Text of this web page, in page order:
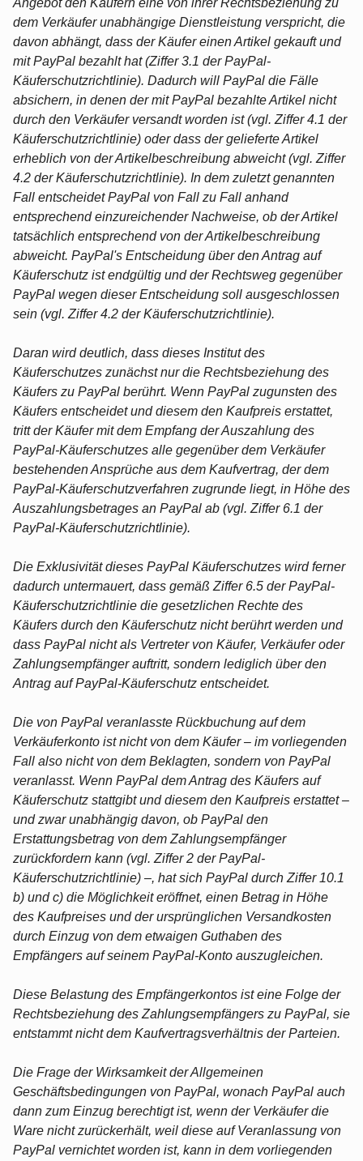
Angebot den Käufern eine von ihrer Rechtsbeziehung zu
dem Verkäufer unabhängige Dienstleistung verspricht, die
davon abhängt, dass der Käufer einen Artikel gekauft und
mit PayPal bezahlt hat (Ziffer 3.1 der PayPal-
Käuferschutzrichtlinie). Dadurch will PayPal die Fälle
absichern, in denen der mit PayPal bezahlte Artikel nicht
durch den Verkäufer versandt worden ist (vgl. Ziffer 4.1 der
Käuferschutzrichtlinie) oder dass der gelieferte Artikel
erheblich von der Artikelbeschreibung abweicht (vgl. Ziffer
4.2 der Käuferschutzrichtlinie). In dem zuletzt genannten
Fall entscheidet PayPal von Fall zu Fall anhand
entsprechend einzureichender Nachweise, ob der Artikel
tatsächlich entsprechend von der Artikelbeschreibung
abweicht. PayPal's Entscheidung über den Antrag auf
Käuferschutz ist endgültig und der Rechtsweg gegenüber
PayPal wegen dieser Entscheidung soll ausgeschlossen
sein (vgl. Ziffer 4.2 der Käuferschutzrichtlinie).
Daran wird deutlich, dass dieses Institut des
Käuferschutzes zunächst nur die Rechtsbeziehung des
Käufers zu PayPal berührt. Wenn PayPal zugunsten des
Käufers entscheidet und diesem den Kaufpreis erstattet,
tritt der Käufer mit dem Empfang der Auszahlung des
PayPal-Käuferschutzes alle gegenüber dem Verkäufer
bestehenden Ansprüche aus dem Kaufvertrag, der dem
PayPal-Käuferschutzverfahren zugrunde liegt, in Höhe des
Auszahlungsbetrages an PayPal ab (vgl. Ziffer 6.1 der
PayPal-Käuferschutzrichtlinie).
Die Exklusivität dieses PayPal Käuferschutzes wird ferner
dadurch untermauert, dass gemäß Ziffer 6.5 der PayPal-
Käuferschutzrichtlinie die gesetzlichen Rechte des
Käufers durch den Käuferschutz nicht berührt werden und
dass PayPal nicht als Vertreter von Käufer, Verkäufer oder
Zahlungsempfänger auftritt, sondern lediglich über den
Antrag auf PayPal-Käuferschutz entscheidet.
Die von PayPal veranlasste Rückbuchung auf dem
Verkäuferkonto ist nicht von dem Käufer – im vorliegenden
Fall also nicht von dem Beklagten, sondern von PayPal
veranlasst. Wenn PayPal dem Antrag des Käufers auf
Käuferschutz stattgibt und diesem den Kaufpreis erstattet –
und zwar unabhängig davon, ob PayPal den
Erstattungsbetrag von dem Zahlungsempfänger
zurückfordern kann (vgl. Ziffer 2 der PayPal-
Käuferschutzrichtlinie) –, hat sich PayPal durch Ziffer 10.1
b) und c) die Möglichkeit eröffnet, einen Betrag in Höhe
des Kaufpreises und der ursprünglichen Versandkosten
durch Einzug von dem etwaigen Guthaben des
Empfängers auf seinem PayPal-Konto auszugleichen.
Diese Belastung des Empfängerkontos ist eine Folge der
Rechtsbeziehung des Zahlungsempfängers zu PayPal, sie
entstammt nicht dem Kaufvertragsverhältnis der Parteien.
Die Frage der Wirksamkeit der Allgemeinen
Geschäftsbedingungen von PayPal, wonach PayPal auch
dann zum Einzug berechtigt ist, wenn der Verkäufer die
Ware nicht zurückerhält, weil diese auf Veranlassung von
PayPal vernichtet worden ist, kann in dem vorliegenden